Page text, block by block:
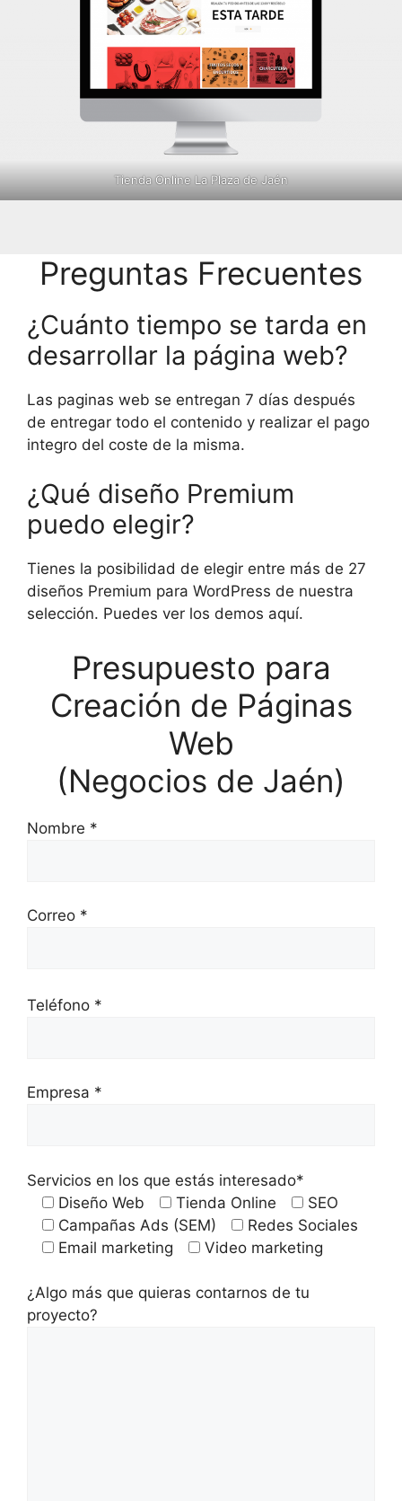
Tienda Online La Plaza de Jaén
Preguntas Frecuentes
¿Cuánto tiempo se tarda en
desarrollar la página web?
Las paginas web se entregan 7 días después
de entregar todo el contenido y realizar el pago
integro del coste de la misma.
¿Qué diseño Premium
puedo elegir?
Tienes la posibilidad de elegir entre más de 27
diseños Premium para WordPress de nuestra
selección. Puedes ver los demos aquí.
Presupuesto para
Creación de Páginas
Web
(Negocios de Jaén)
Nombre *
Correo *
o
v
d
s
t
Teléfono *
Empresa *
Servicios en los que estás interesado*
Diseño Web
Tienda Online
SEO
Campañas Ads (SEM)
Redes Sociales
Email marketing
Video marketing
¿Algo más que quieras contarnos de tu
proyecto?